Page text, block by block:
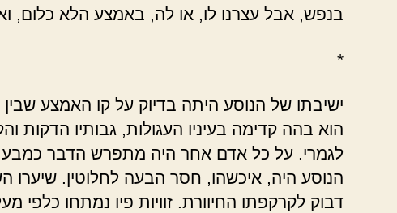
בנפש, אבל עצרנו לו, או לה, באמצע הלא כלום,
*
ישיבתו של הנוסע היתה בדיוק על קו האמצע
הוא בהה קדימה בעיניו העגולות, גבותיו הדקות
לגמרי. על כל אדם אחר היה מתפרש הדבר כמבע
הנוסע היה, איכשהו, חסר הבעה לחלוטין. שיערו
דבוק לקרקפתו החיוורת. זוויות פיו נמתחו כלפי